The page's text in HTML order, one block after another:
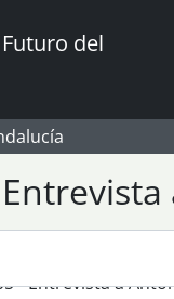
del
- Entrevista a José
- Entrevista a
- Entrevista a
- Entrevista a
- Entrevista a José
- Entrevista a Julio
- Entrevista a